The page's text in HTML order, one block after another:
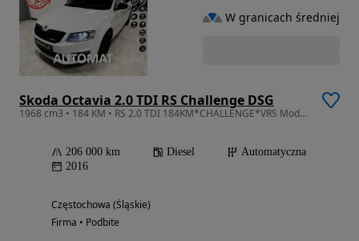
Skoda Octavia 2.0 TDI RS Challenge DSG
1968 cm3 • 184 KM • RS 2.0 TDI 184KM*CHALLENGE*VRS Mode*AppleCar*Bi-Xenon*El.Klapa*NIEMCY
206 000 km Diesel
Automatyczna
2016
Częstochowa (Śląskie)
Firma • Podbite
W granicach średniej